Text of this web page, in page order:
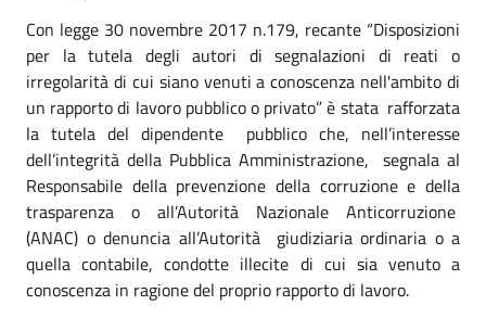
Con legge 30 novembre 2017 n.179, recante “Disposizioni
per la tutela degli autori di segnalazioni di reati o
irregolarità di cui siano venuti a conoscenza nell'ambito di
un rapporto di lavoro pubblico o privato” è stata rafforzata
la tutela del dipendente pubblico che, nell’interesse
dell’integrità della Pubblica Amministrazione, segnala al
Responsabile della prevenzione della corruzione e della
trasparenza o all’Autorità Nazionale Anticorruzione
(ANAC) o denuncia all’Autorità giudiziaria ordinaria o a
quella contabile, condotte illecite di cui sia venuto a
conoscenza in ragione del proprio rapporto di lavoro.